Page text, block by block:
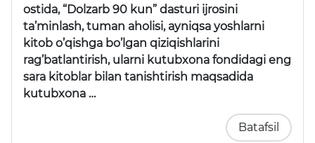
ostida, “Dolzarb 90 kun” dasturi ijrosini
ta’minlash, tuman aholisi, ayniqsa yoshlarni
kitob o’qishga bo’lgan qiziqishlarini
rag’batlantirish, ularni kutubxona fondidagi eng
sara kitoblar bilan tanishtirish maqsadida
kutubxona …
Batafsil